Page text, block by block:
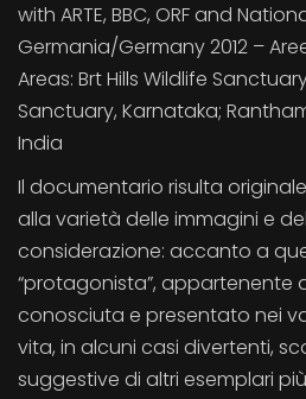
with ARTE, BBC, ORF and
Germania/Germany 2012 –
Areas: Brt Hills Wildlife
Sanctuary, Karnataka;
India
Il documentario risulta
alla varietà delle immagini e
considerazione: accanto a
“protagonista”, appartenente
conosciuta e presentato nei
vita, in alcuni casi divertenti,
suggestive di altri esemplari